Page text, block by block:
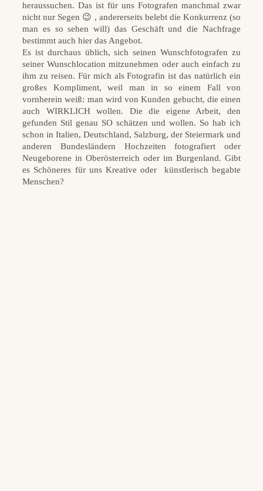
heraussuchen. Das ist für uns Fotografen manchmal zwar
nicht nur Segen 😉 , andererseits belebt die Konkurrenz (so
man es so sehen will) das Geschäft und die Nachfrage
bestimmt auch hier das Angebot.
Es ist durchaus üblich, sich seinen Wunschfotografen zu
seiner Wunschlocation mitzunehmen oder auch einfach zu
ihm zu reisen. Für mich als Fotografin ist das natürlich ein
großes Kompliment, weil man in so einem Fall von
vornherein weiß: man wird von Kunden gebucht, die einen
auch WIRKLICH wollen. Die die eigene Arbeit, den
gefunden Stil genau SO schätzen und wollen. So hab ich
schon in Italien, Deutschland, Salzburg, der Steiermark und
anderen Bundesländern Hochzeiten fotografiert oder
Neugeborene in Oberösterreich oder im Burgenland. Gibt
es Schöneres für uns Kreative oder künstlerisch begabte
Menschen?